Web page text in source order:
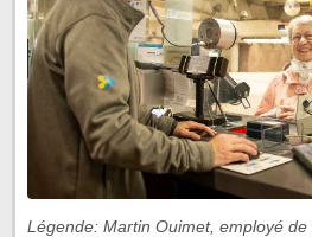
Légende: Martin Ouimet, employé de